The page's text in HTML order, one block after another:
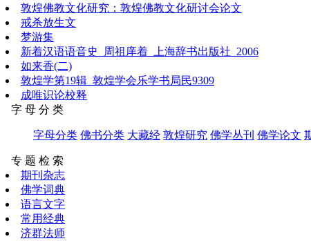
敦煌佛教文化研究：敦煌佛教文化研讨会论文
戒杀放生文
梦游集
新着汉语语音史_周祖庠着_上海辞书出版社_2006
如来香(二)
敦煌学第19辑_敦煌学会乐学书局民9309
成唯识论校释
字 母 分 类
字母分类 佛书分类 大藏经 敦煌研究 佛学丛刊 佛学论文
专 题 检 索
期刊杂志
佛学词典
语言文字
常用经典
济群法师